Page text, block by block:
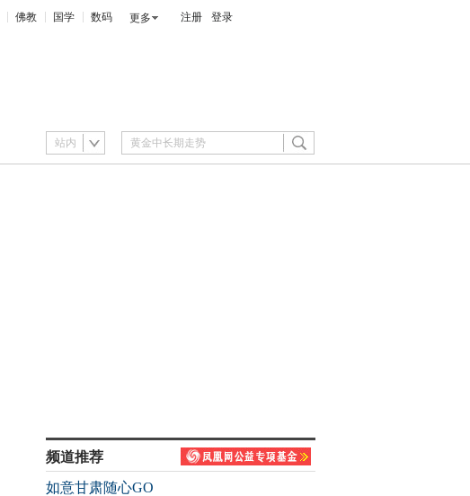
佛教 国学 数码 更多 注册 登录
站内
频道推荐
如意甘肃随心GO